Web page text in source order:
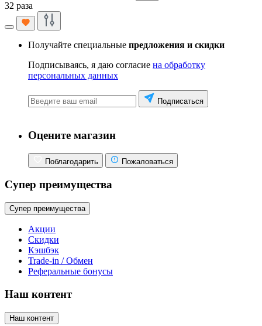
32 раза
Получайте специальные предложения и скидки
Подписываясь, я даю согласие на обработку
персональных данных
Подписаться
Оцените магазин
Поблагодарить Пожаловаться
Супер преимущества
Супер преимущества
Акции
Скидки
Кэшбэк
Trade-in / Обмен
Реферальные бонусы
Наш контент
Наш контент